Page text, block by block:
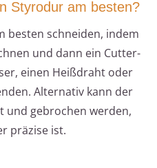
Styrodur am besten?
besten schneiden, indem
und dann ein Cutter-
einen Heißdraht oder
Alternativ kann der
und gebrochen werden,
präzise ist.